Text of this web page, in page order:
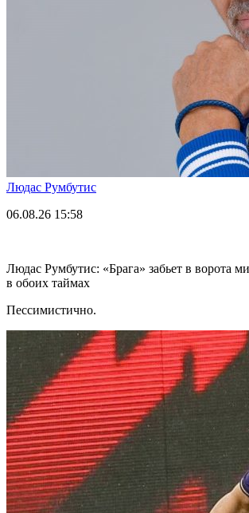
Людас Румбутис
06.08.26 15:58
Людас Румбутис: «Брага» забьет в ворота
в обоих таймах
Пессимистично.